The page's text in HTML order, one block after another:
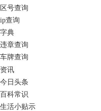
区号查询
ip查询
字典
违章查询
车牌查询
资讯
今日头条
百科常识
生活小贴示